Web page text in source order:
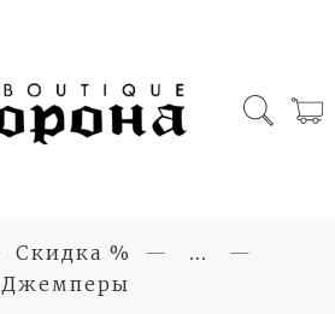
Скидка %
...
Джемперы